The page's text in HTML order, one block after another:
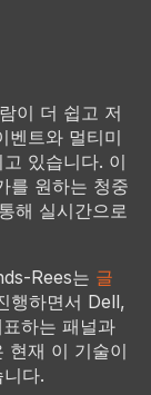
이 더 쉽고 저
벤트와 멀티미
있습니다. 이
를 원하는 청중
해 실시간으로
Rees는 글
행하면서 Dell,
하는 패널과
현재 이 기술이
다.